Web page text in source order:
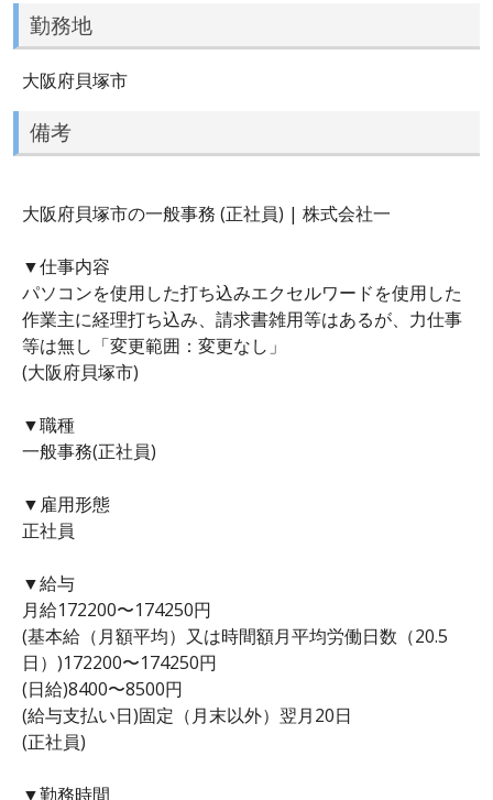
勤務地
大阪府貝塚市
備考
大阪府貝塚市の一般事務 (正社員) | 株式会社一
▼仕事内容
パソコンを使用した打ち込みエクセルワードを使用した
作業主に経理打ち込み、請求書雑用等はあるが、力仕事
等は無し「変更範囲：変更なし」
(大阪府貝塚市)
▼職種
一般事務(正社員)
▼雇用形態
正社員
▼給与
月給172200〜174250円
(基本給（月額平均）又は時間額月平均労働日数（20.5
日）)172200〜174250円
(日給)8400〜8500円
(給与支払い日)固定（月末以外）翌月20日
(正社員)
▼勤務時間